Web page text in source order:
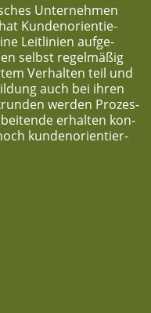
Unter­neh­men
Kun­den­ori­en­tie­
Leit­li­ni­en auf­ge­
selbst regel­mä­ßig
Ver­hal­ten teil und
auch bei ihren
wer­den Pro­zes­
erhal­ten kon­
kun­den­ori­en­tier­